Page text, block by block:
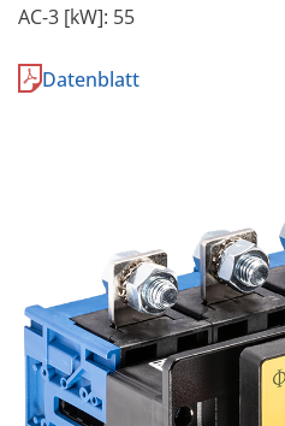
AC-3 [kW]: 55
Datenblatt